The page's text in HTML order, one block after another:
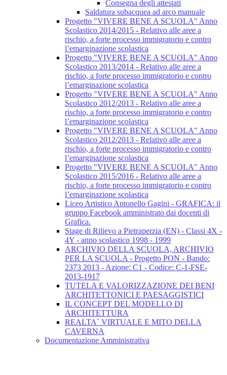
Consegna degli attestati
Saldatura subacquea ad arco manuale
Progetto "VIVERE BENE A SCUOLA" Anno
Scolastico 2014/2015 - Relativo alle aree a
rischio, a forte processo immigratorio e contro
l’emarginazione scolastica
Progetto "VIVERE BENE A SCUOLA" Anno
Scolastico 2013/2014 - Relativo alle aree a
rischio, a forte processo immigratorio e contro
l’emarginazione scolastica
Progetto "VIVERE BENE A SCUOLA" Anno
Scolastico 2012/2013 - Relativo alle aree a
rischio, a forte processo immigratorio e contro
l’emarginazione scolastica
Progetto "VIVERE BENE A SCUOLA" Anno
Scolastico 2012/2013 - Relativo alle aree a
rischio, a forte processo immigratorio e contro
l’emarginazione scolastica
Progetto "VIVERE BENE A SCUOLA" Anno
Scolastico 2015/2016 - Relativo alle aree a
rischio, a forte processo immigratorio e contro
l’emarginazione scolastica
Liceo Artistico Antonello Gagini - GRAFICA: il
gruppo Facebook amministrato dai docenti di
Grafica.
Stage di Rilievo a Pietraperzia (EN) - Classi 4X -
4Y - anno scolastico 1998 - 1999
ARCHIVIO DELLA SCUOLA, ARCHIVIO
PER LA SCUOLA - Progetto PON - Bando:
2373 2013 - Azione: C1 - Codice: C-1-FSE-
2013-1917
TUTELA E VALORIZZAZIONE DEI BENI
ARCHITETTONICI E PAESAGGISTICI
IL CONCEPT DEL MODELLO DI
ARCHITETTURA
REALTA` VIRTUALE E MITO DELLA
CAVERNA
Documentazione Amministrativa